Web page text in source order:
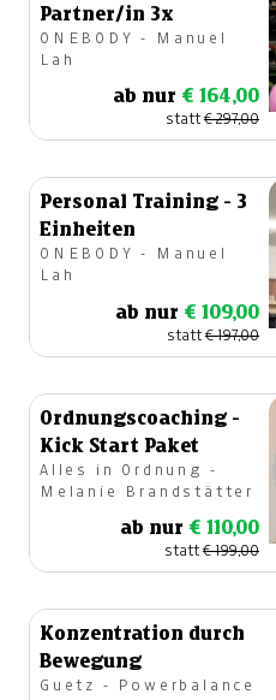
Partner/in 3x
ONEBODY - Manuel
Lah
ab nur € 164,00
statt€ 297,00
Personal Training - 3
Einheiten
ONEBODY - Manuel
Lah
ab nur € 109,00
statt€ 197,00
Ordnungscoaching -
Kick Start Paket
Alles in Ordnung -
Melanie Brandstätter
ab nur € 110,00
statt€ 199,00
Konzentration durch
Bewegung
Guetz - Powerbalance